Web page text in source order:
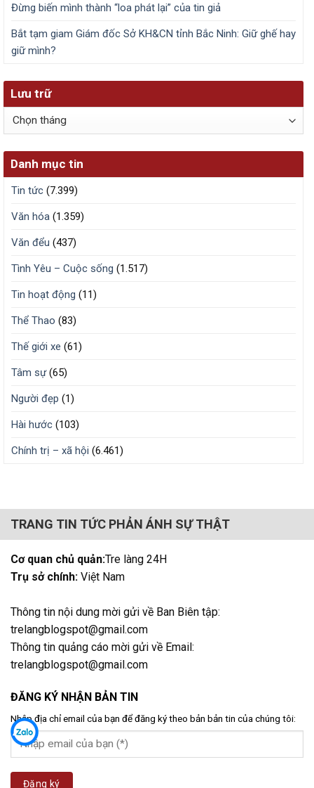
Đừng biến mình thành “loa phát lại” của tin giả
Bắt tạm giam Giám đốc Sở KH&CN tỉnh Bắc Ninh: Giữ ghế hay
giữ mình?
Lưu trữ
Lưu
Danh mục tin
Tin tức (7.399)
Văn hóa (1.359)
Văn đểu (437)
Tình Yêu – Cuộc sống (1.517)
Tin hoạt động (11)
Thể Thao (83)
Thế giới xe (61)
Tâm sự(65)
Người đẹp (1)
Hài hước (103)
Chính trị – xã hội (6.461)
TRANG TIN TỨC PHẢN ÁNH SỰ THẬT
Cơ quan chủ quản:Tre làng 24H
Trụ sở chính: Việt Nam
Thông tin nội dung mời gửi về Ban Biên tập:
trelangblogspot@gmail.com
Thông tin quảng cáo mời gửi về Email:
trelangblogspot@gmail.com
ĐĂNG KÝ NHẬN BẢN TIN
Nhập địa chỉ email của bạn để đăng ký theo bản bản tin của chúng tôi: